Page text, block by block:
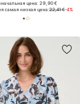
цена: 29,90 €
самая низкая цена:22,41 €-4%